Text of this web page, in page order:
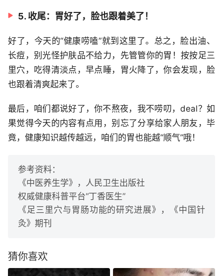
5. 收尾：胃好了，脸也跟着美了！
好了，今天的“健康唠嗑”就到这里了。总之，脸出油、
长痘，别光怪护肤品不给力，先管管你的胃！按按足三
里穴，吃得清淡点，早点睡，胃火降了，你会发现，脸
也跟着清爽起来了。
最后，咱们都说好了，你不熬夜，我不唠叨，deal？如
果觉得今天的内容有点用，别忘了分享给家人朋友，毕
竟，健康知识越传越远，咱们的胃也能越“顺气”哦！
参考资料：
《中医养生学》，人民卫生出版社
权威健康科普平台“丁香医生”
《足三里穴与胃肠功能的研究进展》，《中国针
灸》期刊
猜你喜欢